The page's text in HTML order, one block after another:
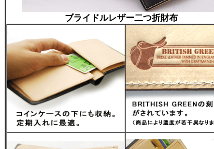
ブライドルレザー二つ折財布